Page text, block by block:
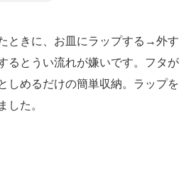
ときに、お皿にラップする→外す
とうい流れが嫌いです。フタが
しめるだけの簡単収納。ラップを
した。